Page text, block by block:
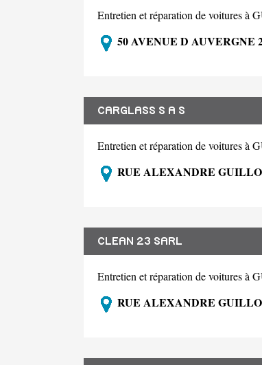
Entretien et réparation de voitures à
50 AVENUE D AUVERGNE
CARGLASS S A S
Entretien et réparation de voitures à
RUE ALEXANDRE
CLEAN 23 SARL
Entretien et réparation de voitures à
RUE ALEXANDRE